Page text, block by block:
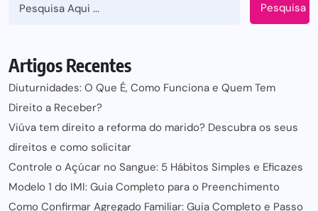
Pesquisa
Artigos Recentes
Diuturnidades: O Que É, Como Funciona e Quem Tem
Direito a Receber?
Viúva tem direito a reforma do marido? Descubra os seus
direitos e como solicitar
Controle o Açúcar no Sangue: 5 Hábitos Simples e Eficazes
Modelo 1 do IMI: Guia Completo para o Preenchimento
Como Confirmar Agregado Familiar: Guia Completo e Passo